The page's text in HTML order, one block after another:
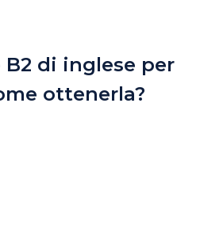
di inglese per
ottenerla?